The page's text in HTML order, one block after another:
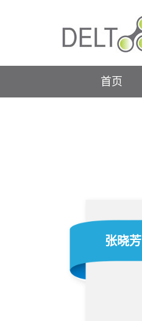
首页
张晓芳